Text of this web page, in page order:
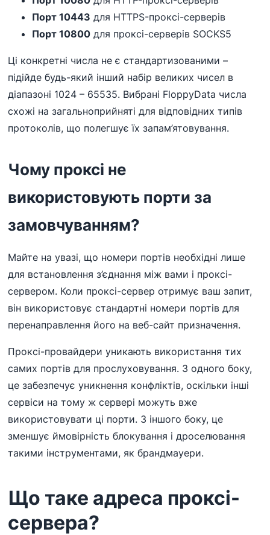
Порт 10443 для HTTPS-проксі-серверів
Порт 10800 для проксі-серверів SOCKS5
Ці конкретні числа не є стандартизованими –
підійде будь-який інший набір великих чисел в
діапазоні 1024 – 65535. Вибрані FloppyData числа
схожі на загальноприйняті для відповідних типів
протоколів, що полегшує їх запам’ятовування.
Чому проксі не
використовують порти за
замовчуванням?
Майте на увазі, що номери портів необхідні лише
для встановлення з’єднання між вами і проксі-
сервером. Коли проксі-сервер отримує ваш запит,
він використовує стандартні номери портів для
перенаправлення його на веб-сайт призначення.
Проксі-провайдери уникають використання тих
самих портів для прослуховування. З одного боку,
це забезпечує уникнення конфліктів, оскільки інші
сервіси на тому ж сервері можуть вже
використовувати ці порти. З іншого боку, це
зменшує ймовірність блокування і дроселювання
такими інструментами, як брандмауери.
Що таке адреса проксі-
сервера?